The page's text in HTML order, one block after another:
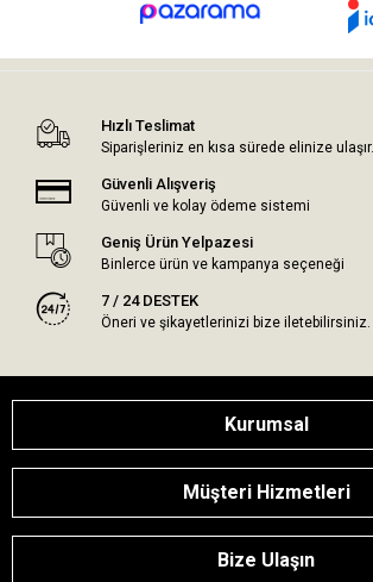
Hızlı Teslimat
Siparişleriniz en kısa sürede elinize ulaşır.
Güvenli Alışveriş
Güvenli ve kolay ödeme sistemi
Geniş Ürün Yelpazesi
Binlerce ürün ve kampanya seçeneği
7 / 24 DESTEK
Öneri ve şikayetlerinizi bize iletebilirsiniz.
Kurumsal
Müşteri Hizmetleri
Bize Ulaşın